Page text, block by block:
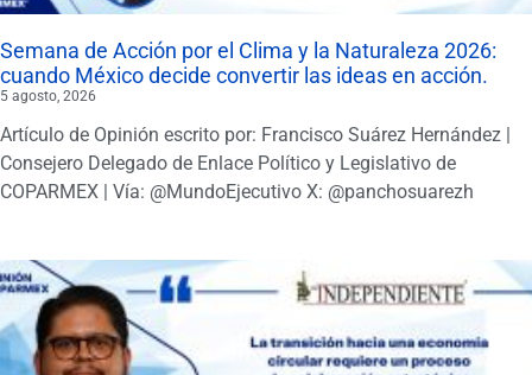
Semana de Acción por el Clima y la Naturaleza 2026:
cuando México decide convertir las ideas en acción.
5 agosto, 2026
Artículo de Opinión escrito por: Francisco Suárez Hernández |
Consejero Delegado de Enlace Político y Legislativo de
COPARMEX | Vía: @MundoEjecutivo X: @panchosuarezh